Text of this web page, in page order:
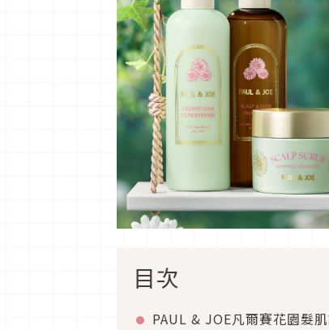
目次
PAUL & JOE凡爾賽花園髮